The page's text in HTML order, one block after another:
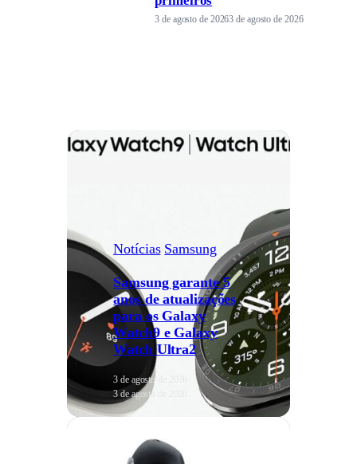
3 de agosto de 20263 de agosto de 2026
Notícias Samsung
Samsung garante 5
anos de atualizações
para os Galaxy
Watch9 e Galaxy
Watch Ultra2
3 de agosto de 2026
3 de agosto de 2026